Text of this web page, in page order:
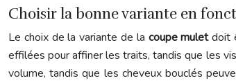
Choisir la bonne variante en
Le choix de la variante de la coupe muletdoit
effilées pour affiner les traits, tandis que les
volume, tandis que les cheveux bouclés